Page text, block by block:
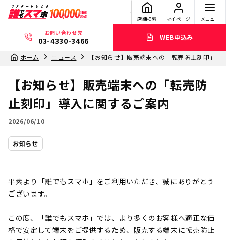
店舗検索 マイページ メニュー
お問い合わせ先
03-4330-3466 WEB申込み
ホーム ニュース 【お知らせ】販売端末への「転売防止刻印」導
【お知らせ】販売端末への「転売防
止刻印」導入に関するご案内
2026/06/10
お知らせ
平素より「誰でもスマホ」をご利用いただき、誠にありがとう
ございます。
この度、「誰でもスマホ」では、より多くのお客様へ適正な価
格で安定して端末をご提供するため、販売する端末に転売防止